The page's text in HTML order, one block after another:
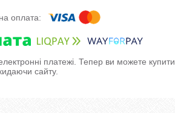
платежі. Тепер ви можете купити
сайту.